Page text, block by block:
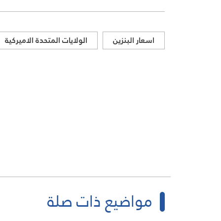
اسعار البنزين الولايات المتحدة الاميركية
مواضيع ذات صلة